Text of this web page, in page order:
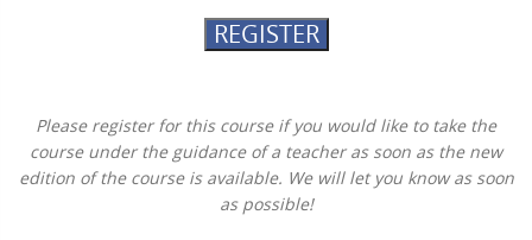
REGISTER
Please register for this course if you would like to take the
course under the guidance of a teacher as soon as the new
edition of the course is available. We will let you know as soon
as possible!